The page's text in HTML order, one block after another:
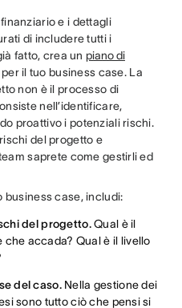
e i dettagli
di includere tutti i
fatto, crea un piano di
il tuo business case. La
non è il processo di
nell’identificare,
proattivo i potenziali rischi.
del progetto e
saprete come gestirli ed
business case, includi:
del progetto.Qual è il
accada? Qual è il livello
del caso.Nella gestione dei
sono tutto ciò che pensi si